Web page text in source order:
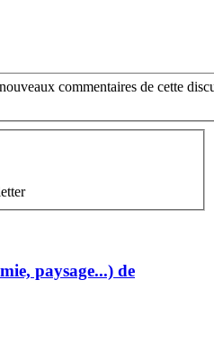
commentaires de cette
paysage...) de